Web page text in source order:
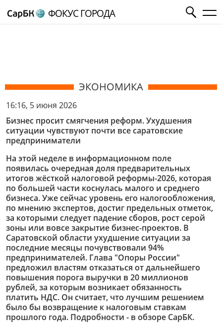
ФОКУС ГОРОДА
ЭКОНОМИКА
16:16, 5 июня 2026
Бизнес просит смягчения реформ. Ухудшения
ситуации чувствуют почти все саратовские
предприниматели
На этой неделе в информационном поле
появилась очередная доля предварительных
итогов жёсткой налоговой реформы-2026, которая
по большей части коснулась малого и среднего
бизнеса. Уже сейчас уровень его налогообложения,
по мнению экспертов, достиг предельных отметок,
за которыми следует падение сборов, рост серой
зоны или вовсе закрытие бизнес-проектов. В
Саратовской области ухудшение ситуации за
последние месяцы почувствовали 94%
предпринимателей. Глава "Опоры России"
предложил властям отказаться от дальнейшего
повышения порога выручки в 20 миллионов
рублей, за которым возникает обязанность
платить НДС. Он считает, что лучшим решением
было бы возвращение к налоговым ставкам
прошлого года. Подробности - в обзоре СарБК.